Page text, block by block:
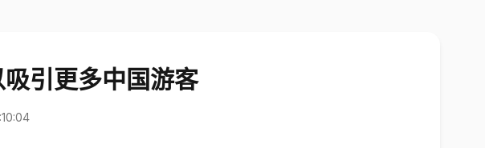
引更多中国游客